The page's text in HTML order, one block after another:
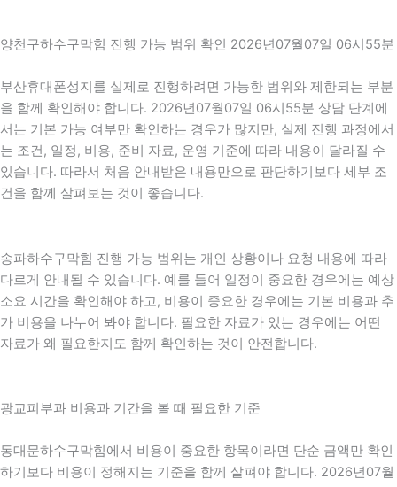
양천구하수구막힘 진행 가능 범위 확인 2026년07월07일 06시55분
부산휴대폰성지를 실제로 진행하려면 가능한 범위와 제한되는 부분
을 함께 확인해야 합니다. 2026년07월07일 06시55분 상담 단계에
서는 기본 가능 여부만 확인하는 경우가 많지만, 실제 진행 과정에서
는 조건, 일정, 비용, 준비 자료, 운영 기준에 따라 내용이 달라질 수
있습니다. 따라서 처음 안내받은 내용만으로 판단하기보다 세부 조
건을 함께 살펴보는 것이 좋습니다.
송파하수구막힘 진행 가능 범위는 개인 상황이나 요청 내용에 따라
다르게 안내될 수 있습니다. 예를 들어 일정이 중요한 경우에는 예상
소요 시간을 확인해야 하고, 비용이 중요한 경우에는 기본 비용과 추
가 비용을 나누어 봐야 합니다. 필요한 자료가 있는 경우에는 어떤
자료가 왜 필요한지도 함께 확인하는 것이 안전합니다.
광교피부과 비용과 기간을 볼 때 필요한 기준
동대문하수구막힘에서 비용이 중요한 항목이라면 단순 금액만 확인
하기보다 비용이 정해지는 기준을 함께 살펴야 합니다. 2026년07월